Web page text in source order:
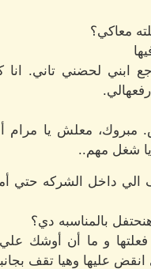
معاكي؟
ابني لحضني تاني.
مبروك، معلش يا مرام
شغل مهم..
الي داخل الشركه حتي
بالمناسبه دي؟
و ما أن أوشك
عليها وهيا تقف